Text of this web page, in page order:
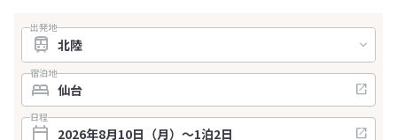
出発地
宿泊地
日程